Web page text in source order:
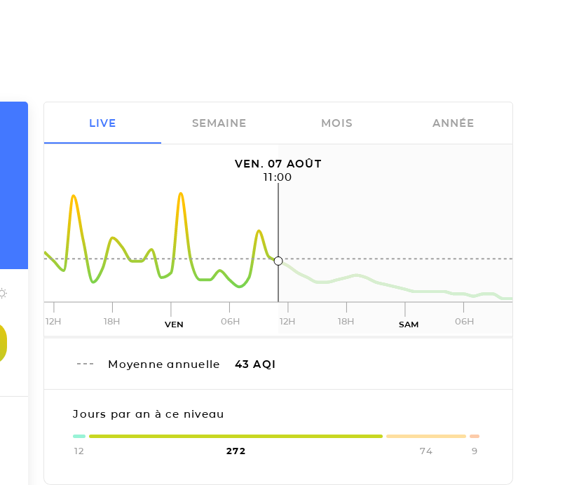
VEN. 07 AOÛT
11:00
12H 18H VEN 06H 12H 18H SAM 06H
Moyenne annuelle 43 AQI
Jours par an à ce niveau
12 272 74 9
LIVE SEMAINE MOIS ANNÉE